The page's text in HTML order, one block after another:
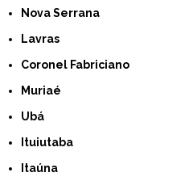
Nova Serrana
Lavras
Coronel Fabriciano
Muriaé
Ubá
Ituiutaba
Itaúna